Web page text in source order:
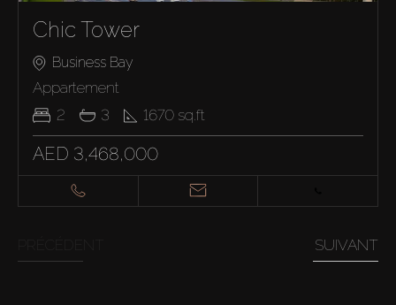
Chic Tower
Business Bay
Appartement
2
3 1670 sq.ft
AED 3,468,000
SUIVANT